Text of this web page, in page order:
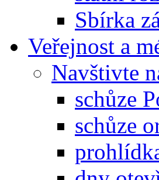
Sbírka
Veřejnost a
Navštivte
schůze
schůze